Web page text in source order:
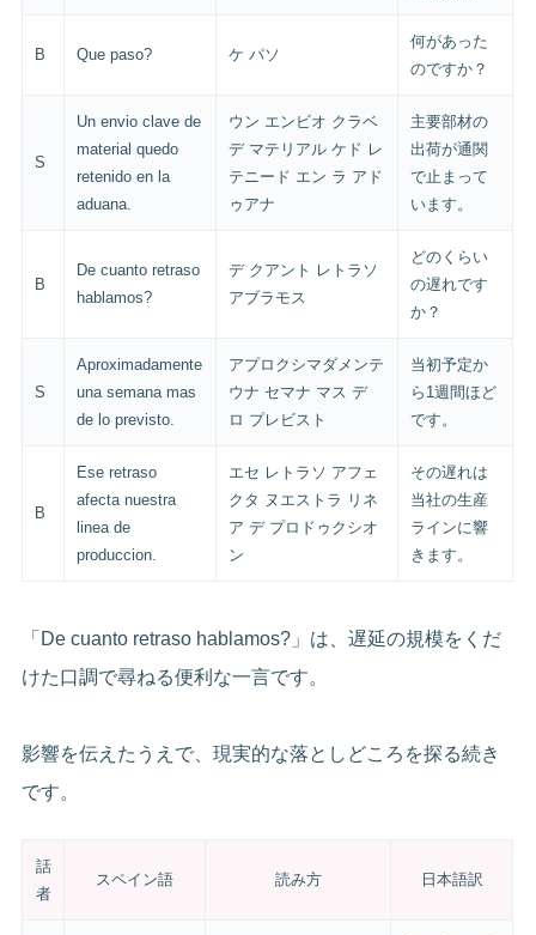
B Que paso? ケ パソ
何があった
のですか？
S
Un envio clave de
material quedo
retenido en la
aduana.
ウン エンビオ クラベ
デ マテリアル ケド レ
テニード エン ラ アド
ゥアナ
主要部材の
出荷が通関
で止まって
います。
B
De cuanto retraso
hablamos?
デ クアント レトラソ
アブラモス
どのくらい
の遅れです
か？
S
Aproximadamente
una semana mas
de lo previsto.
アプロクシマダメンテ
ウナ セマナ マス デ
ロ プレビスト
当初予定か
ら1週間ほど
です。
B
Ese retraso
afecta nuestra
linea de
produccion.
エセ レトラソ アフェ
クタ ヌエストラ リネ
ア デ プロドゥクシオ
ン
その遅れは
当社の生産
ラインに響
きます。
「De cuanto retraso hablamos?」は、遅延の規模をくだ
けた口調で尋ねる便利な一言です。
影響を伝えたうえで、現実的な落としどころを探る続き
です。
話
者
スペイン語 読み方 日本語訳